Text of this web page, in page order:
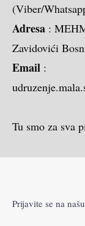
(Viber/
Adresa :
Zavidovići
Email :
Tu smo za sva
Prijavite se na